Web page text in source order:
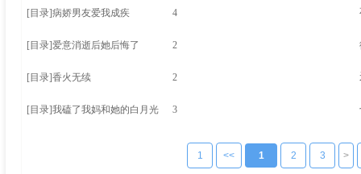
[目录]病娇男友爱我成疾 4
[目录]爱意消逝后她后悔了 2
[目录]香火无续 2
[目录]我磕了我妈和她的白月光 3
1 << 1 2 3 >